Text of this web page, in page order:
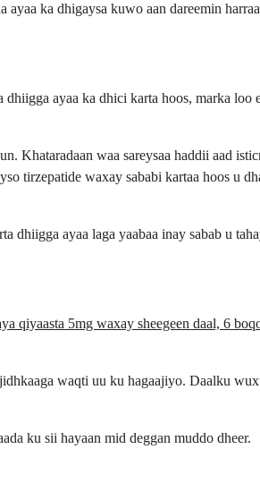
ayaa ka dhigaysa kuwo aan dareemin
ayaa ka dhici karta hoos, marka loo
Khataradaan waa sareysaa haddii aad
tirzepatide waxay sababi kartaa hoos u
dhiigga ayaa laga yaabaa inay sabab u
qiyaasta 5mg waxay sheegeen daal, 6
waqti uu ku hagaajiyo. Daalku
ku sii hayaan mid deggan muddo dheer.